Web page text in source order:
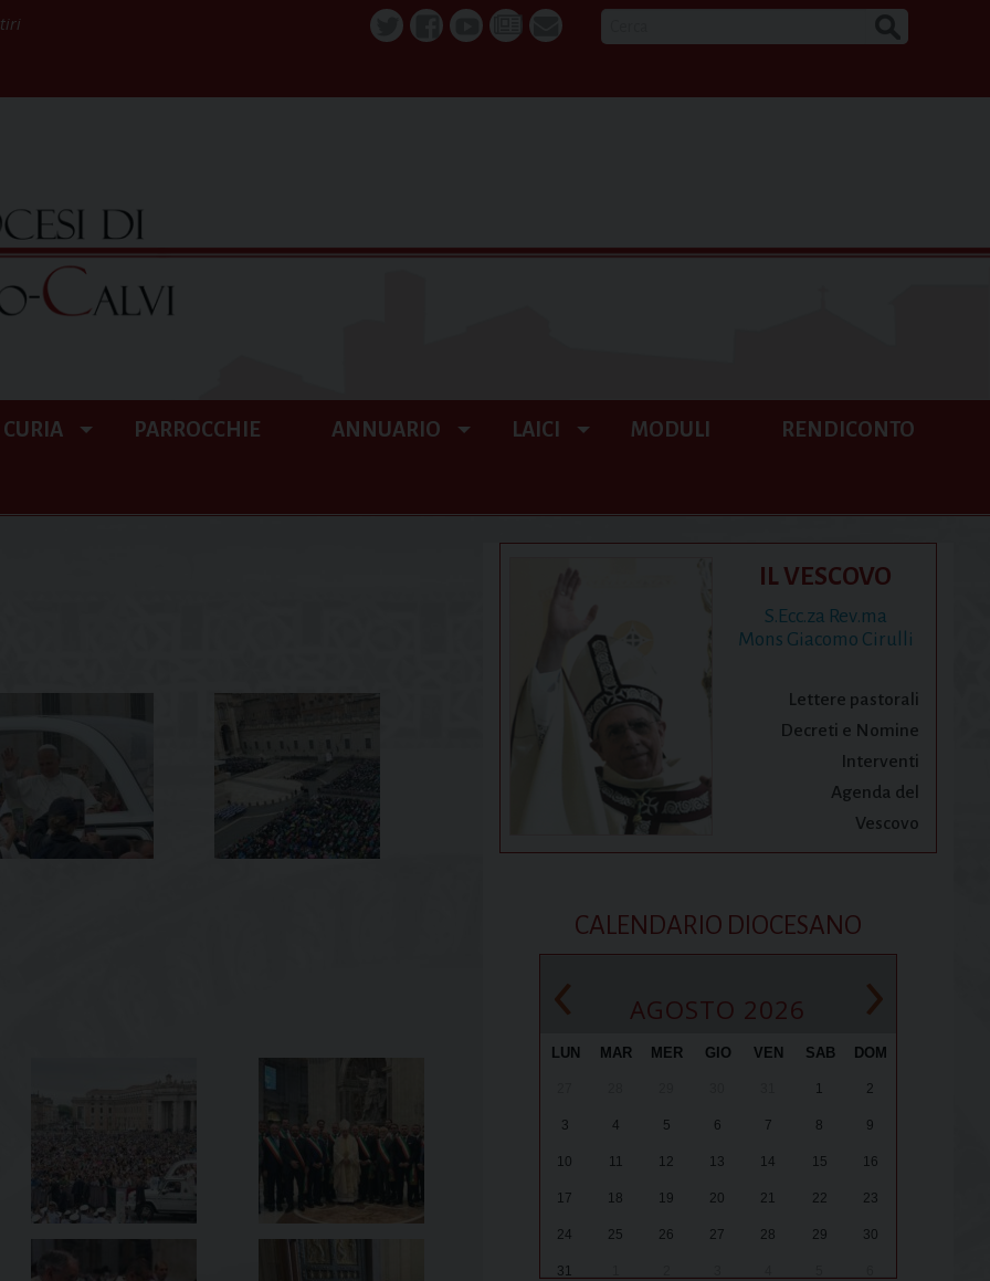
CURIA PARROCCHIE ANNUARIO LAICI MODULI RENDICONTO
IL VESCOVO
S.Ecc.za Rev.ma
Mons Giacomo Cirulli
Lettere pastorali
Decreti e Nomine
Interventi
Agenda del
Vescovo
CALENDARIO DIOCESANO
‹ AGOSTO 2026 ›
LUN MAR MER GIO VEN SAB DOM
1 2
3 4 5 6 7 8 9
10 11 12 13 14 15 16
17 18 19 20 21 22 23
24 25 26 27 28 29 30
31